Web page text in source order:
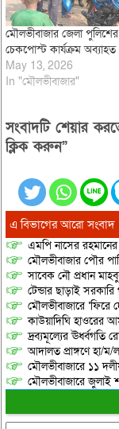
মৌলভীবাজার জেলা
চেকপোস্ট কার্যক্রম অব্যাহত
May 13, 2026
In "মৌলভীবাজার"
সংবাদটি শেয়ার
ক্লিক করুন”
এ বিভাগের আরো সংবাদ
এমপি নাসের
মৌলভীবাজার পৌর
সাবেক নৌ প্রধান
টেন্ডার ছাড়াই
মৌলভীবাজারে
কাউয়াদিঘি হাওরের
দ্রব্যমূল্যের ঊর্ধ্বগতি
আদালত প্রাঙ্গণে হা/
মৌলভীবাজারে ১১
মৌলভীবাজারে জুলাই